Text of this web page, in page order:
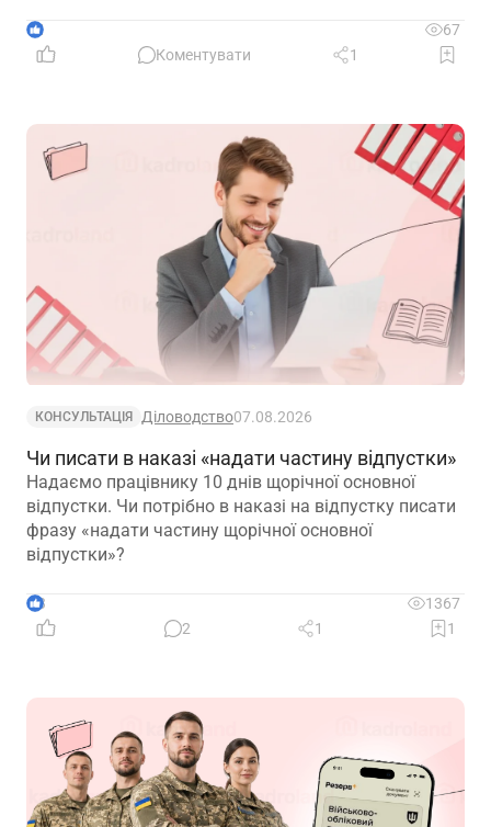
врахувати специфіку їхньої діяльності та усунути
практичні труднощі із виконанням законодавчих
1
67
Коментувати
1
КОНСУЛЬТАЦІЯ Діловодство07.08.2026
Чи писати в наказі «надати частину відпустки»
Надаємо працівнику 10 днів щорічної основної
відпустки. Чи потрібно в наказі на відпустку писати
фразу «надати частину щорічної основної
відпустки»?
3
1367
2
1 1